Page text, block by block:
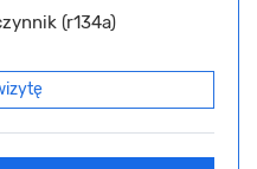
(r134a)